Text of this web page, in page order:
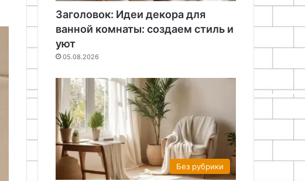
Заголовок: Идеи декора для
ванной комнаты: создаем стиль и
уют
05.08.2026
Без рубрики